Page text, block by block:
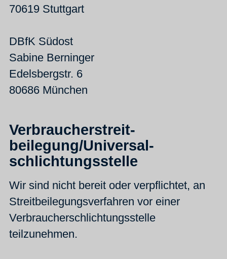
70619 Stuttgart
DBfK Südost
Sabine Berninger
Edelsbergstr. 6
80686 München
Verbraucher­streit­
beilegung/Universal­
schlichtungs­stelle
Wir sind nicht bereit oder verpflichtet, an
Streitbeilegungsverfahren vor einer
Verbraucherschlichtungsstelle
teilzunehmen.